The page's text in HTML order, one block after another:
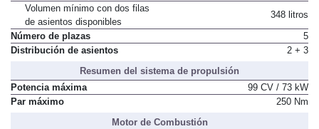
Volumen mínimo con dos filas
de asientos disponibles
348 litros
Número de plazas
5
Distribución de asientos
2 + 3
Resumen del sistema de propulsión
Potencia máxima
99 CV / 73 kW
Par máximo
250 Nm
Motor de Combustión